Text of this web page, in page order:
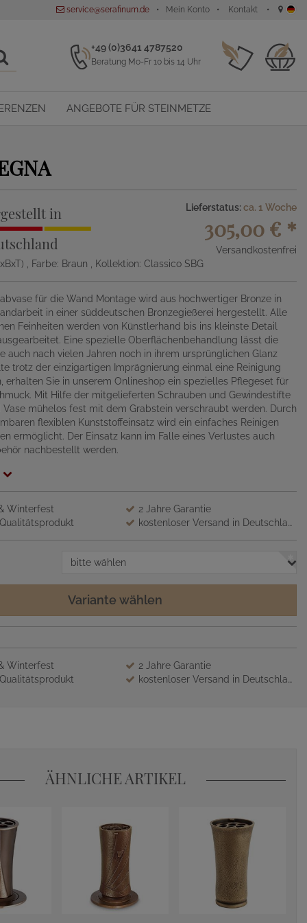
service@serafinum.de Mein Konto Kontakt
+49 (0)3641 4787520
Beratung Mo-Fr 10 bis 14 Uhr
ANGEBOTE FÜR STEINMETZE
in
Lieferstatus: ca. 1 Woche
305,00 € *
Versandkostenfrei
, Farbe: Braun , Kollektion: Classico SBG
für die Wand Montage wird aus hochwertiger Bronze in
in einer süddeutschen Bronzegießerei hergestellt. Alle
Feinheiten werden von Künstlerhand bis ins kleinste Detail
Eine spezielle Oberflächenbehandlung lässt die
auch nach vielen Jahren noch in ihrem ursprünglichen Glanz
trotz der einzigartigen Imprägnierung einmal eine Reinigung
erhalten Sie in unserem Onlineshop ein spezielles Pflegeset für
Mit Hilfe der mitgelieferten Schrauben und Gewindestifte
Vase mühelos fest mit dem Grabstein verschraubt werden. Durch
flexiblen Kunststoffeinsatz wird ein einfaches Reinigen
ermöglicht. Der Einsatz kann im Falle eines Verlustes auch
nachbestellt werden.
Winterfest
2 Jahre Garantie
kostenloser Versand in Deutschland
bitte wählen
Variante wählen
Winterfest
2 Jahre Garantie
kostenloser Versand in Deutschland
ÄHNLICHE ARTIKEL